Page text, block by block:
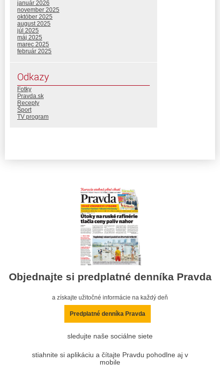
január 2026
november 2025
október 2025
august 2025
júl 2025
máj 2025
marec 2025
február 2025
Odkazy
Fotky
Pravda.sk
Recepty
Šport
TV program
Objednajte si predplatné denníka Pravda
a získajte užitočné informácie na každý deň
Predplatné denníka Pravda
sledujte naše sociálne siete
stiahnite si aplikáciu a čítajte Pravdu pohodlne aj v
mobile